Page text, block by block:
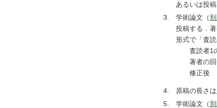
あるいは投
3.
学術論文（
投稿する．
形式で「査
査読者1の
著者の回
修正後
4. 原稿の長さは
5.
学術論文（